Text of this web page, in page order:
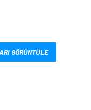
GÖRÜNTÜLE